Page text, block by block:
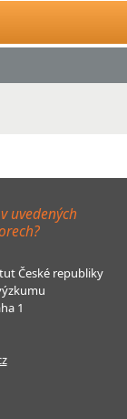
uvedených
České republiky
1